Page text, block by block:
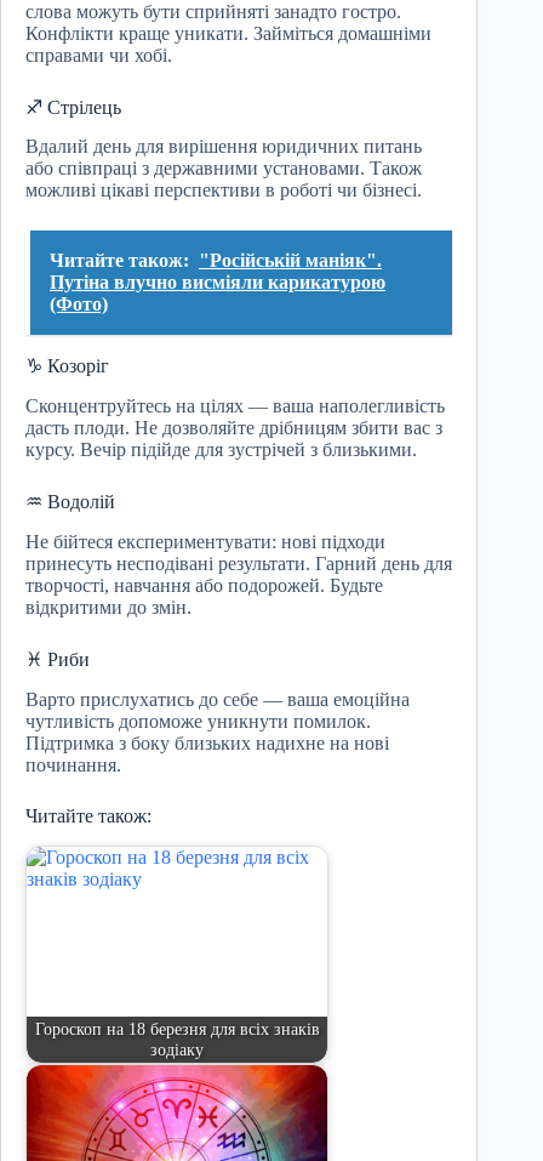
слова можуть бути сприйняті занадто гостро.
Конфлікти краще уникати. Займіться домашніми
справами чи хобі.
♐ Стрілець
Вдалий день для вирішення юридичних питань
або співпраці з державними установами. Також
можливі цікаві перспективи в роботі чи бізнесі.
Читайте також: "Російській маніяк".
Путіна влучно висміяли карикатурою
(Фото)
♑ Козоріг
Сконцентруйтесь на цілях — ваша наполегливість
дасть плоди. Не дозволяйте дрібницям збити вас з
курсу. Вечір підійде для зустрічей з близькими.
♒ Водолій
Не бійтеся експериментувати: нові підходи
принесуть несподівані результати. Гарний день для
творчості, навчання або подорожей. Будьте
відкритими до змін.
♓ Риби
Варто прислухатись до себе — ваша емоційна
чутливість допоможе уникнути помилок.
Підтримка з боку близьких надихне на нові
починання.
Читайте також:
Гороскоп на 18 березня для всіх знаків
зодіаку